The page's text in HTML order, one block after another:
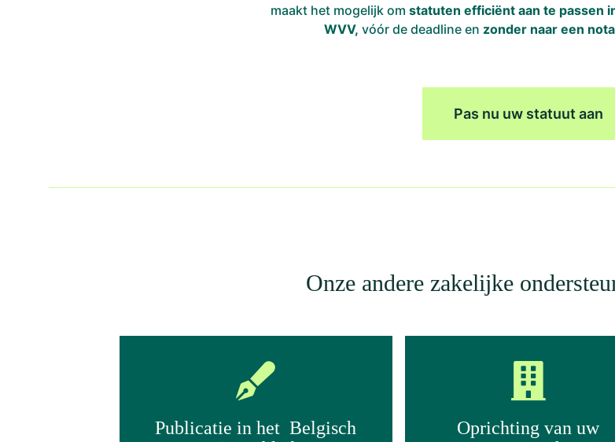
maakt het mogelijk om statuten efficiënt aan te passen
WVV, vóór de deadline en zonder naar een
Pas nu uw statuut aan
Onze andere zakelijke
Publicatie in het Belgisch
Oprichting van uw